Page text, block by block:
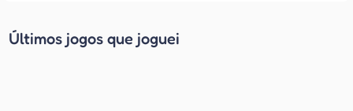
Últimos jogos que joguei